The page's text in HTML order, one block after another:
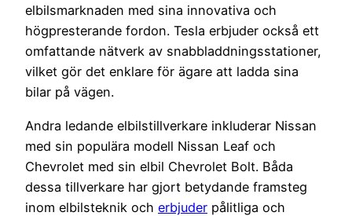
elbilsmarknaden med sina innovativa och
högpresterande fordon. Tesla erbjuder också ett
omfattande nätverk av snabbladdningsstationer,
vilket gör det enklare för ägare att ladda sina
bilar på vägen.
Andra ledande elbilstillverkare inkluderar Nissan
med sin populära modell Nissan Leaf och
Chevrolet med sin elbil Chevrolet Bolt. Båda
dessa tillverkare har gjort betydande framsteg
inom elbilsteknik och erbjuder pålitliga och